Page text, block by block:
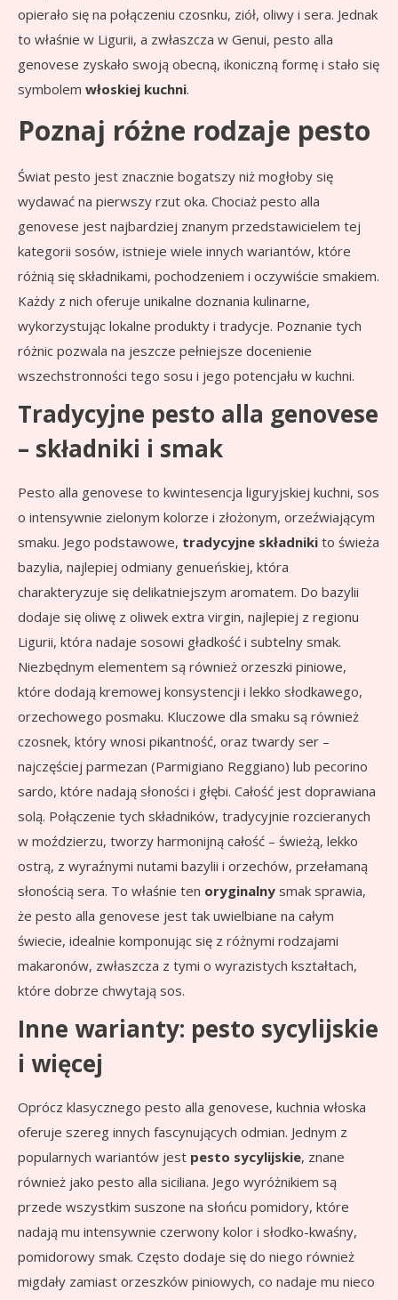
opierało się na połączeniu czosnku, ziół, oliwy i sera. Jednak
to właśnie w Ligurii, a zwłaszcza w Genui, pesto alla
genovese zyskało swoją obecną, ikoniczną formę i stało się
symbolem włoskiej kuchni.
Poznaj różne rodzaje pesto
Świat pesto jest znacznie bogatszy niż mogłoby się
wydawać na pierwszy rzut oka. Chociaż pesto alla
genovese jest najbardziej znanym przedstawicielem tej
kategorii sosów, istnieje wiele innych wariantów, które
różnią się składnikami, pochodzeniem i oczywiście smakiem.
Każdy z nich oferuje unikalne doznania kulinarne,
wykorzystując lokalne produkty i tradycje. Poznanie tych
różnic pozwala na jeszcze pełniejsze docenienie
wszechstronności tego sosu i jego potencjału w kuchni.
Tradycyjne pesto alla genovese
– składniki i smak
Pesto alla genovese to kwintesencja liguryjskiej kuchni, sos
o intensywnie zielonym kolorze i złożonym, orzeźwiającym
smaku. Jego podstawowe, tradycyjne składniki to świeża
bazylia, najlepiej odmiany genueńskiej, która
charakteryzuje się delikatniejszym aromatem. Do bazylii
dodaje się oliwę z oliwek extra virgin, najlepiej z regionu
Ligurii, która nadaje sosowi gładkość i subtelny smak.
Niezbędnym elementem są również orzeszki piniowe,
które dodają kremowej konsystencji i lekko słodkawego,
orzechowego posmaku. Kluczowe dla smaku są również
czosnek, który wnosi pikantność, oraz twardy ser –
najczęściej parmezan (Parmigiano Reggiano) lub pecorino
sardo, które nadają słoności i głębi. Całość jest doprawiana
solą. Połączenie tych składników, tradycyjnie rozcieranych
w moździerzu, tworzy harmonijną całość – świeżą, lekko
ostrą, z wyraźnymi nutami bazylii i orzechów, przełamaną
słonością sera. To właśnie ten oryginalny smak sprawia,
że pesto alla genovese jest tak uwielbiane na całym
świecie, idealnie komponując się z różnymi rodzajami
makaronów, zwłaszcza z tymi o wyrazistych kształtach,
które dobrze chwytają sos.
Inne warianty: pesto sycylijskie
i więcej
Oprócz klasycznego pesto alla genovese, kuchnia włoska
oferuje szereg innych fascynujących odmian. Jednym z
popularnych wariantów jest pesto sycylijskie, znane
również jako pesto alla siciliana. Jego wyróżnikiem są
przede wszystkim suszone na słońcu pomidory, które
nadają mu intensywnie czerwony kolor i słodko-kwaśny,
pomidorowy smak. Często dodaje się do niego również
migdały zamiast orzeszków piniowych, co nadaje mu nieco